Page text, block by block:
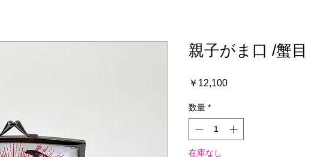
親子がま口 /蟹目
￥12,100価
数量 *
在庫なし